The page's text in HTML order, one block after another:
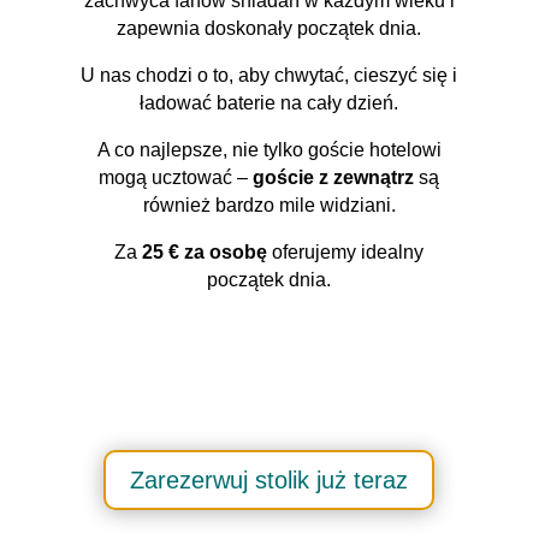
zapewnia doskonały początek dnia.
U nas chodzi o to, aby chwytać, cieszyć się i
ładować baterie na cały dzień.
A co najlepsze, nie tylko goście hotelowi
mogą ucztować –goście z zewnątrz są
również bardzo mile widziani.
Za25 € za osobę oferujemy idealny
początek dnia.
Zarezerwuj stolik już teraz